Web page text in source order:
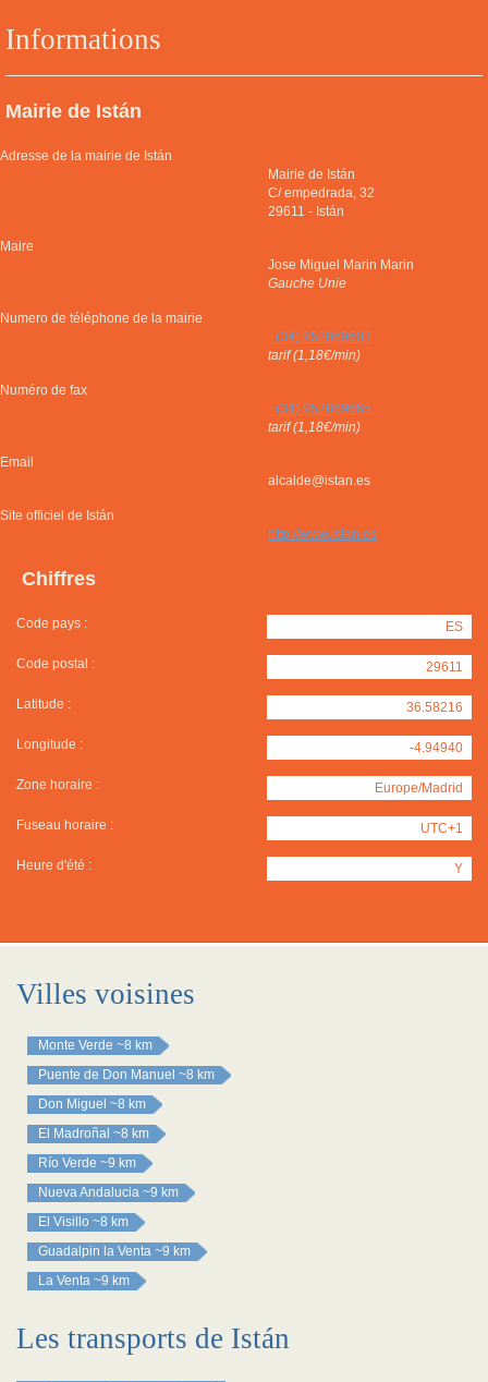
Informations
Mairie de Istán
Adresse de la mairie de Istán
Mairie de Istán
C/ empedrada, 32
29611 - Istán
Maire
Jose Miguel Marin Marin
Gauche Unie
Numero de téléphone de la mairie
+(34) 952869603
tarif (1,18€/min)
Numéro de fax
+(34) 952869665
tarif (1,18€/min)
Email
alcalde@istan.es
Site officiel de Istán
http://www.istan.es
Chiffres
Code pays : ES
Code postal : 29611
Latitude : 36.58216
Longitude : -4.94940
Zone horaire : Europe/Madrid
Fuseau horaire : UTC+1
Heure d'été : Y
Villes voisines
Monte Verde ~8 km
Puente de Don Manuel ~8 km
Don Miguel ~8 km
El Madroñal ~8 km
Río Verde ~9 km
Nueva Andalucia ~9 km
El Visillo ~8 km
Guadalpin la Venta ~9 km
La Venta ~9 km
Les transports de Istán